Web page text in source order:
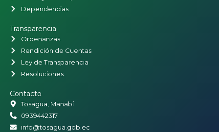
Dependencias
Transparencia
Ordenanzas
Rendición de Cuentas
Ley de Transparencia
Resoluciones
Contacto
Tosagua, Manabí
0939442317
info@tosagua.gob.ec